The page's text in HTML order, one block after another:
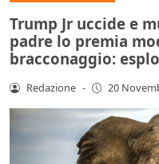
Trump Jr uccide e
padre lo premia
bracconaggio:
Redazione - 20